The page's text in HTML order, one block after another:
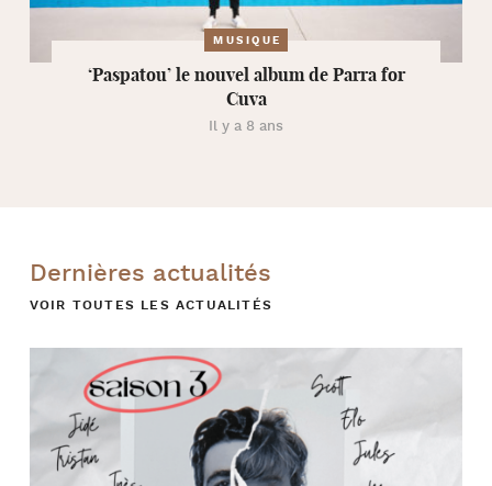
MUSIQUE
‘Paspatou’ le nouvel album de Parra for
Cuva
Il y a 8 ans
Dernières actualités
VOIR TOUTES LES ACTUALITÉS